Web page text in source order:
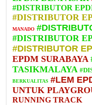
#DISTRIBUTOR
#DISTRIBUTOR
MANADO
#DISTRIBUTOR
#DISTRIBUTOR
EPDM SURABAYA
TASIKMALAYA
BERKUALITAS #LEM
UNTUK
RUNNING TRACK